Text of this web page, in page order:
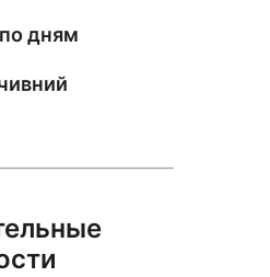
дням